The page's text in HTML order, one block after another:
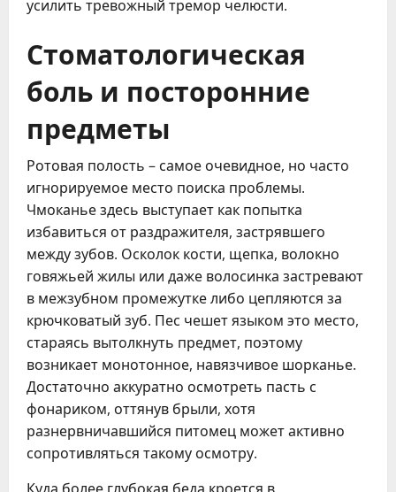
усилить тревожный тремор челюсти.
Стоматологическая
боль и посторонние
предметы
Ротовая полость – самое очевидное, но часто
игнорируемое место поиска проблемы.
Чмоканье здесь выступает как попытка
избавиться от раздражителя, застрявшего
между зубов. Осколок кости, щепка, волокно
говяжьей жилы или даже волосинка застревают
в межзубном промежутке либо цепляются за
крючковатый зуб. Пес чешет языком это место,
стараясь вытолкнуть предмет, поэтому
возникает монотонное, навязчивое шорканье.
Достаточно аккуратно осмотреть пасть с
фонариком, оттянув брыли, хотя
разнервничавшийся питомец может активно
сопротивляться такому осмотру.